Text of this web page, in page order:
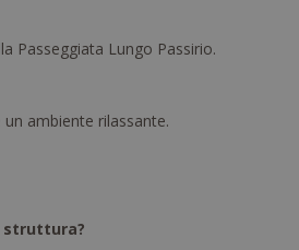
Passeggiata Lungo Passirio.
ambiente rilassante.
struttura?